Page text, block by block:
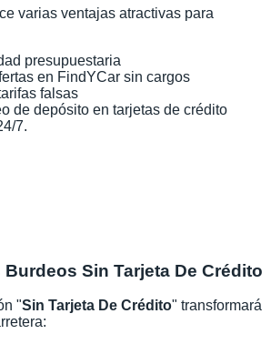
varias ventajas atractivas para
presupuestaria
en FindYCar sin cargos
falsas
de depósito en tarjetas de crédito
7.
Burdeos Sin Tarjeta De Crédito
"Sin Tarjeta De Crédito" transformará